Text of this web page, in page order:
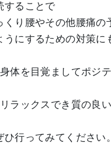
することで
くり腰やその他腰痛
にするための対策に
体を目覚ましてポジ
ラックスでき質の良い
行ってみてください。